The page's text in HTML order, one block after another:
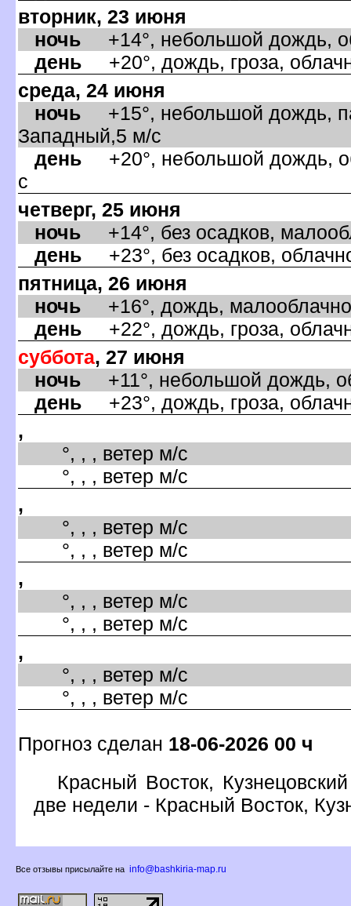
торник, 23 июня
ночь +14°, небольшой дождь,
день +20°, дождь, гроза,
среда, 24 июня
ночь +15°, небольшой дождь,
Западный,5 м/с
день +20°, небольшой дождь,
с
четверг, 25 июня
ночь +14°, без осадков,
день +23°, без осадков,
пятница, 26 июня
ночь +16°, дождь,
день +22°, дождь, гроза,
суббота, 27 июня
ночь +11°, небольшой дождь,
день +23°, дождь, гроза,
,
°, , , ветер м/с
°, , , ветер м/с
,
°, , , ветер м/с
°, , , ветер м/с
,
°, , , ветер м/с
°, , , ветер м/с
,
°, , , ветер м/с
°, , , ветер м/с
Прогноз сделан 18-06-2026 00 ч
Красный Восток,
две недели - Красный Восток,
се отзывы присылайте на info@bashkiria-map.ru